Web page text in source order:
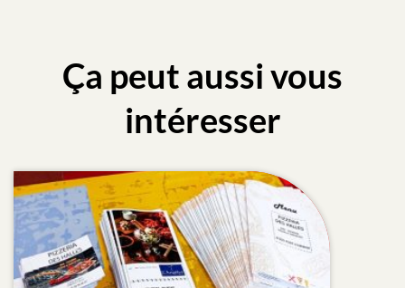
Ça peut aussi vous
intéresser